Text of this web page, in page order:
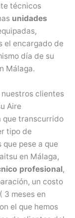
técnicos
unidades
el encargado de
día de su
Málaga.
clientes
Aire
que transcurrido
tipo de
pese a que
en Málaga,
profesional,
un costo
3 meses en
el que hemos